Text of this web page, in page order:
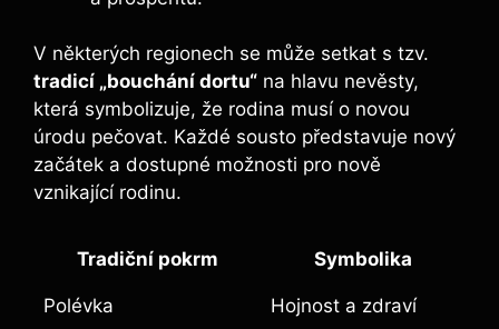
V některých regionech se může setkat s tzv.
tradicí „bouchání dortu“ na hlavu nevěsty,
která symbolizuje, že rodina musí o novou
úrodu pečovat. Každé sousto představuje nový
začátek a dostupné možnosti pro nově
vznikající rodinu.
Tradiční pokrm Symbolika
Polévka Hojnost a zdraví